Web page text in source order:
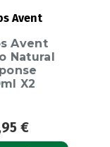
Avent
Avent
Natural
X2
€